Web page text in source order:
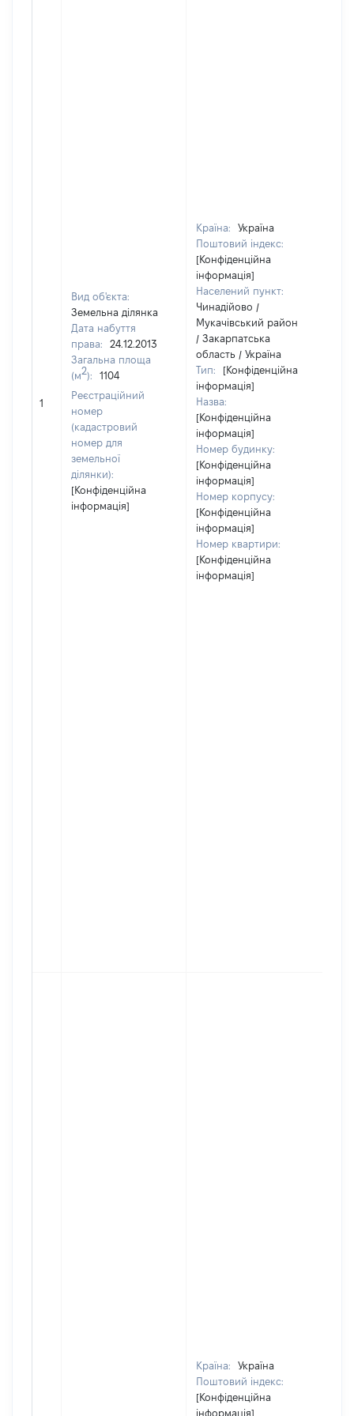
1
Вид об'єкта:
Земельна ділянка
Дата набуття
права:
24.12.2013
Загальна площа
(м2):
1104
Реєстраційний
номер
(кадастровий
номер для
земельної
ділянки):
[Конфіденційна
інформація]
Країна:
Україна
Поштовий індекс:
[Конфіденційна
інформація]
Населений пункт:
Чинадійово /
Мукачівський район
/ Закарпатська
область / Україна
Тип:
[Конфіденційна
інформація]
Назва:
[Конфіденційна
інформація]
Номер будинку:
[Конфіденційна
інформація]
Номер корпусу:
[Конфіденційна
інформація]
Номер квартири:
[Конфіденційна
інформація]
Країна:
Україна
Поштовий індекс:
[Конфіденційна
інформація]